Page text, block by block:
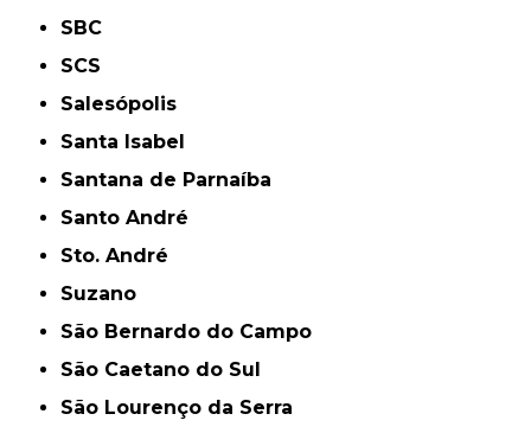
SBC
SCS
Salesópolis
Santa Isabel
Santana de Parnaíba
Santo André
Sto. André
Suzano
São Bernardo do Campo
São Caetano do Sul
São Lourenço da Serra